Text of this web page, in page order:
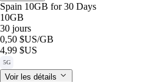
Spain 10GB for 30 Days
10GB
30 jours
0,50 $US/GB
4,99 $US
5G
Voir les détails